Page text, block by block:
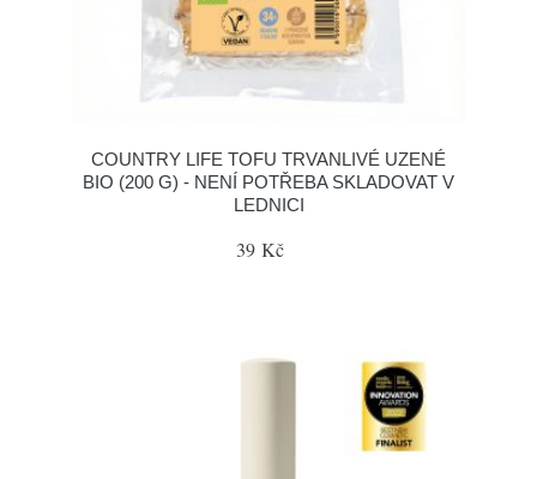
COUNTRY LIFE TOFU TRVANLIVÉ UZENÉ
BIO (200 G) - NENÍ POTŘEBA SKLADOVAT V
LEDNICI
39 Kč